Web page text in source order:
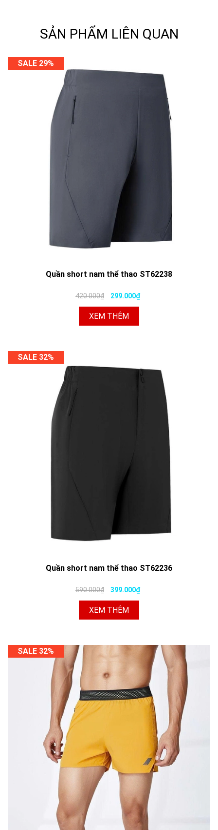
SẢN PHẨM LIÊN QUAN
SALE 29%
Quần short nam thể thao ST62238
420.000₫ 299.000₫
XEM THÊM
SALE 32%
Quần short nam thể thao ST62236
590.000₫ 399.000₫
XEM THÊM
SALE 32%